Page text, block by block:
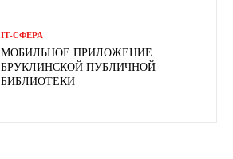
ІТ-СФЕРА
МОБИЛЬНОЕ ПРИЛОЖЕНИЕ
БРУКЛИНСКОЙ ПУБЛИЧНОЙ
БИБЛИОТЕКИ